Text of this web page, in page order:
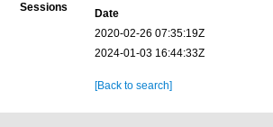
Sessions
Date
2020-02-26 07:35:19Z
2024-01-03 16:44:33Z
[Back to search]